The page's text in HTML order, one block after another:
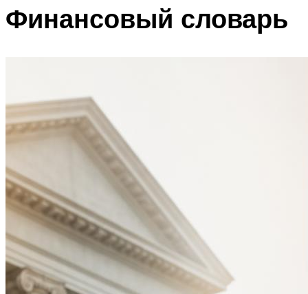
Финансовый словарь